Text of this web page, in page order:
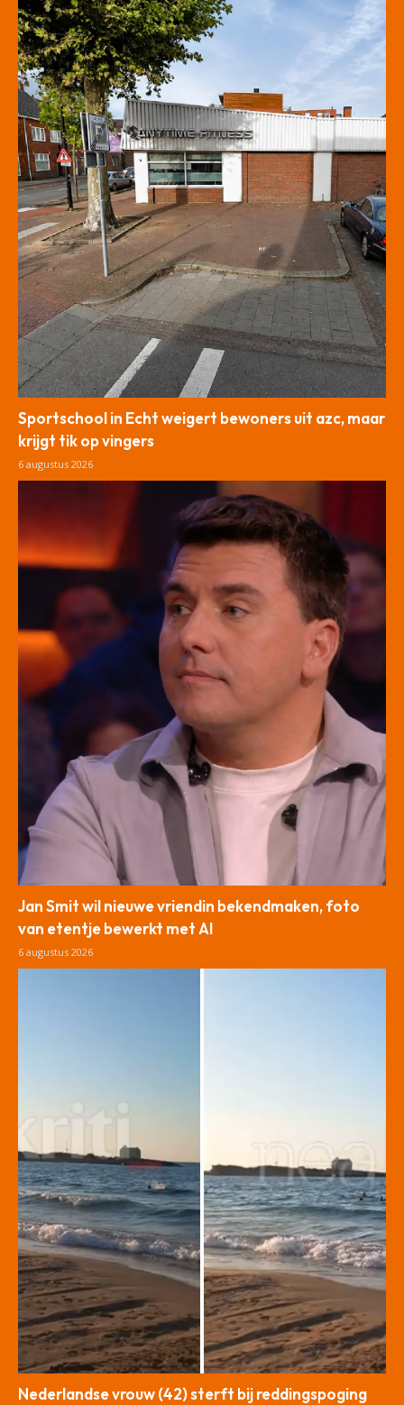
Sportschool in Echt weigert bewoners uit azc, maar
krijgt tik op vingers
6 augustus 2026
Jan Smit wil nieuwe vriendin bekendmaken, foto
van etentje bewerkt met AI
6 augustus 2026
Nederlandse vrouw (42) sterft bij reddingspoging